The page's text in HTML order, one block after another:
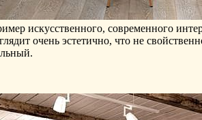
искусственного, современного
очень эстетично, что не